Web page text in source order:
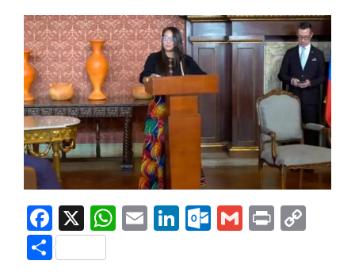
Facebook
X WhatsApp
EmailLinkedInGmail
Print
Compartir